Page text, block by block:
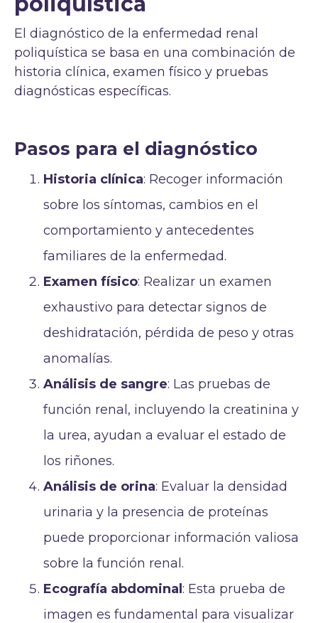
El diagnóstico de la enfermedad renal
poliquística se basa en una combinación de
historia clínica, examen físico y pruebas
diagnósticas específicas.
Pasos para el diagnóstico
Historia clínica: Recoger información
sobre los síntomas, cambios en el
comportamiento y antecedentes
familiares de la enfermedad.
Examen físico: Realizar un examen
exhaustivo para detectar signos de
deshidratación, pérdida de peso y otras
anomalías.
Análisis de sangre: Las pruebas de
función renal, incluyendo la creatinina y
la urea, ayudan a evaluar el estado de
los riñones.
Análisis de orina: Evaluar la densidad
urinaria y la presencia de proteínas
puede proporcionar información valiosa
sobre la función renal.
Ecografía abdominal: Esta prueba de
imagen es fundamental para visualizar